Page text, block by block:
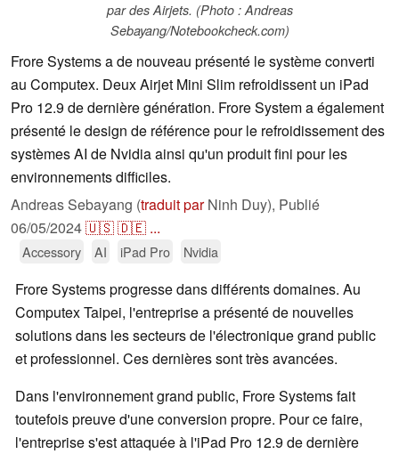
par des Airjets. (Photo : Andreas
Sebayang/Notebookcheck.com)
Frore Systems a de nouveau présenté le système converti
au Computex. Deux Airjet Mini Slim refroidissent un iPad
Pro 12.9 de dernière génération. Frore System a également
présenté le design de référence pour le refroidissement des
systèmes AI de Nvidia ainsi qu'un produit fini pour les
environnements difficiles.
Andreas Sebayang (traduit parNinh Duy), Publié
06/05/2024🇺🇸🇩🇪 ...
Accessory AI iPad Pro Nvidia
Frore Systems progresse dans différents domaines. Au
Computex Taipei, l'entreprise a présenté de nouvelles
solutions dans les secteurs de l'électronique grand public
et professionnel. Ces dernières sont très avancées.
Dans l'environnement grand public, Frore Systems fait
toutefois preuve d'une conversion propre. Pour ce faire,
l'entreprise s'est attaquée à l'iPad Pro 12.9 de dernière